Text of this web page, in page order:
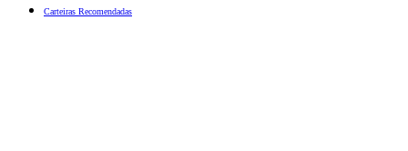
Carteiras Recomendadas